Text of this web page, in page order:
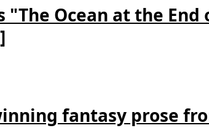
"The Ocean at the End
fantasy prose